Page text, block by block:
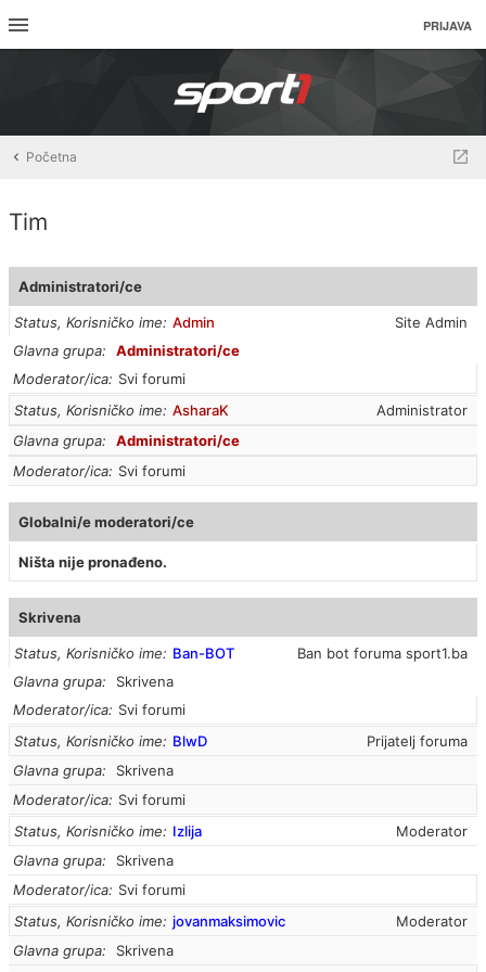
PRIJAVA
Početna
Tim
Administratori/ce
Status, Korisničko ime Site Admin
Admin
Glavna grupa
Administratori/ce
Moderator/ica
Svi forumi
Status, Korisničko ime
Administrator
AsharaK
Glavna grupa
Administratori/ce
Moderator/ica
Svi forumi
Globalni/e moderatori/ce
Ništa nije pronađeno.
Skrivena
Status, Korisničko ime Ban bot foruma sport1.ba
Ban-BOT
Glavna grupa
Skrivena
Moderator/ica
Svi forumi
Status, Korisničko ime
Prijatelj foruma
BlwD
Glavna grupa
Skrivena
Moderator/ica
Svi forumi
Status, Korisničko ime
Moderator
Izlija
Glavna grupa
Skrivena
Moderator/ica
Svi forumi
Status, Korisničko ime
Moderator
jovanmaksimovic
Glavna grupa
Skrivena